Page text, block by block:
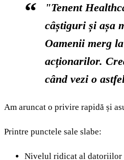
"Tenent
câștiguri și așa
Oamenii merg
acționarilor.
când vezi o
Am aruncat o privire rapidă și
Printre punctele sale slabe:
Nivelul ridicat al datoriilor